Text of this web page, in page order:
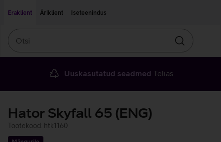
Eraklient
Äriklient Iseteenindus
Otsin
Uuskasutatud seadmed Telias
Hator Skyfall 65 (ENG)
Tootekood: htk1160